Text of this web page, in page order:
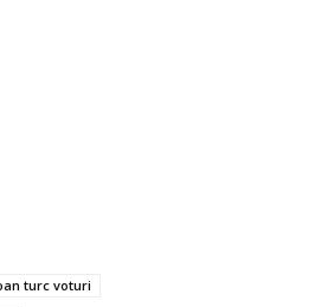
turc voturi